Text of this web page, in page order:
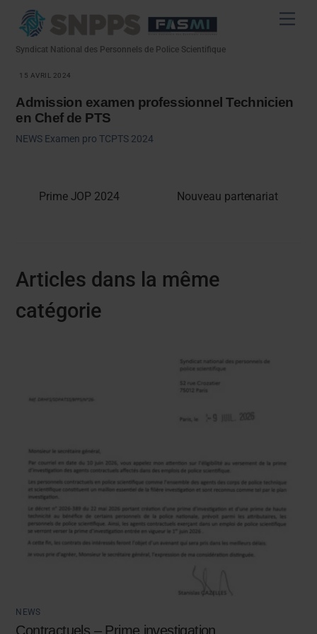
Syndicat National des Personnels de Police Scientifique
15 AVRIL 2024
Admission examen professionnel Technicien
en Chef de PTS
NEWS Examen pro TCPTS 2024
Prime JOP 2024 Nouveau partenariat
Articles dans la même
catégorie
NEWS
Contractuels – Prime investigation